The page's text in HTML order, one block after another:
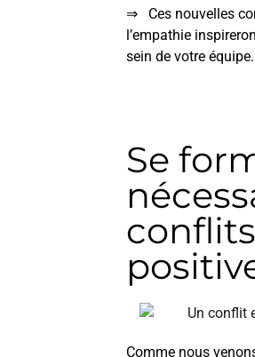
⇒ Ces nouvelles
l’empathie
sein de votre équipe.
Se
Comme nous